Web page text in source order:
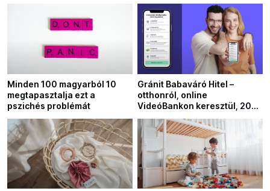
Minden 100 magyarból 10
megtapasztalja ezt a
pszichés problémát
Gránit Babaváró Hitel –
otthonról, online
VideóBankon keresztül, 200
ezer forint ajándékkal